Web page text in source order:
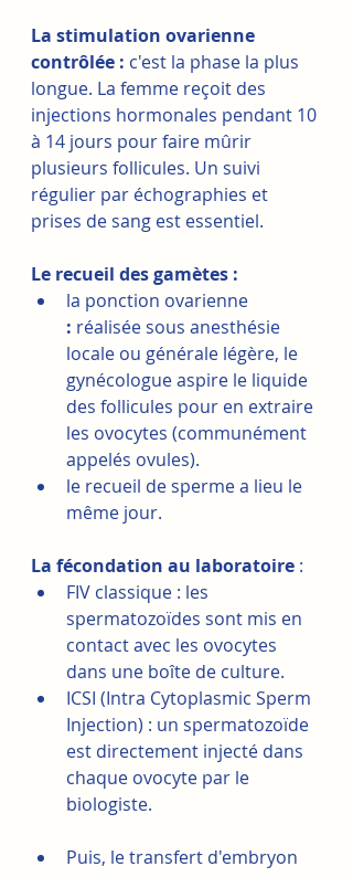
La stimulation ovarienne
contrôlée : c'est la phase la plus
longue. La femme reçoit des
injections hormonales pendant 10
à 14 jours pour faire mûrir
plusieurs follicules. Un suivi
régulier par échographies et
prises de sang est essentiel.
Le recueil des gamètes :
la ponction ovarienne
: réalisée sous anesthésie
locale ou générale légère, le
gynécologue aspire le liquide
des follicules pour en extraire
les ovocytes (communément
appelés ovules).
le recueil de sperme a lieu le
même jour.
La fécondation au laboratoire :
FIV classique : les
spermatozoïdes sont mis en
contact avec les ovocytes
dans une boîte de culture.
ICSI (Intra Cytoplasmic Sperm
Injection) : un spermatozoïde
est directement injecté dans
chaque ovocyte par le
biologiste.
Puis, le transfert d'embryon